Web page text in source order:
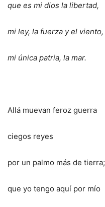
que es mi dios la libertad,
mi ley, la fuerza y el viento,
mi única patria, la mar.
Allá muevan feroz guerra
ciegos reyes
por un palmo más de tierra;
que yo tengo aquí por mío